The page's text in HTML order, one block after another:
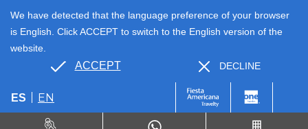
ES EN
We have detected that the language preference of your browser
is English. Click ACCEPT to switch to the English version of the
website.
ACCEPT DECLINE